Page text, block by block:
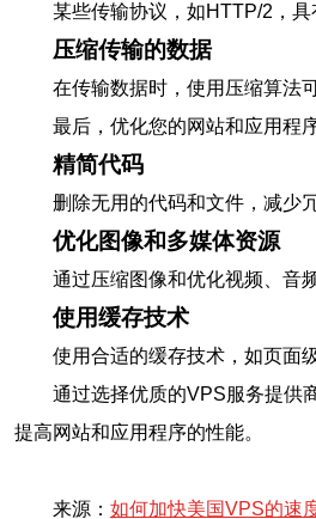
某些传输协议，如HTTP/2，
压缩传输的数据
在传输数据时，使用压缩算法
最后，优化您的网站和应用程
精简代码
删除无用的代码和文件，减少
优化图像和多媒体资源
通过压缩图像和优化视频、音
使用缓存技术
使用合适的缓存技术，如页面
通过选择优质的VPS服务提供
提高网站和应用程序的性能。
来源： 如何加快美国VPS的速